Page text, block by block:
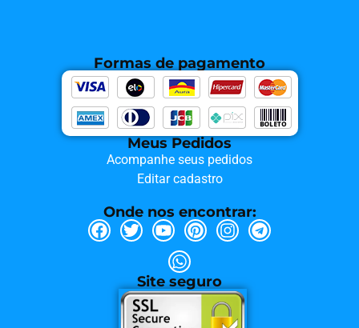
Formas de pagamento
Meus Pedidos
Acompanhe seus pedidos
Editar cadastro
Onde nos encontrar:
Site seguro